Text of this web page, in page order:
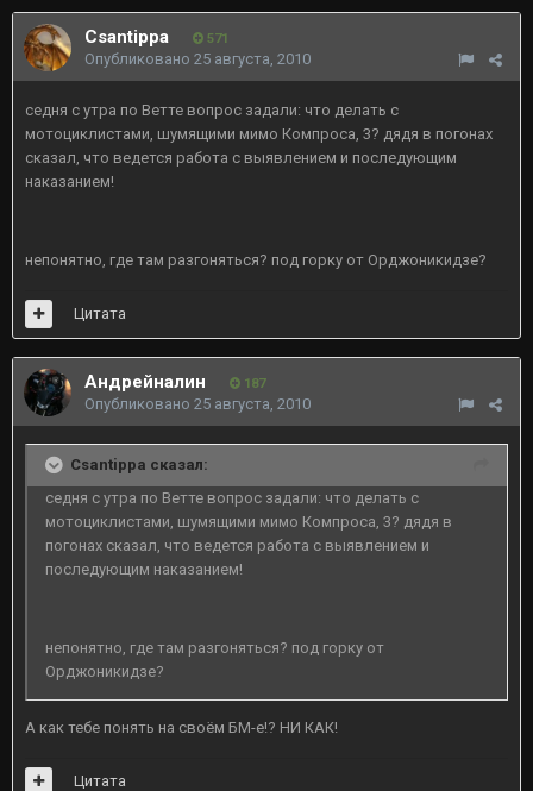
Csantippa 571
Опубликовано 25 августа, 2010
седня с утра по Ветте вопрос задали: что делать с
мотоциклистами, шумящими мимо Компроса, 3? дядя в погонах
сказал, что ведется работа с выявлением и последующим
наказанием!
непонятно, где там разгоняться? под горку от Орджоникидзе?
Цитата
Андрейналин 187
Опубликовано 25 августа, 2010
Csantippa сказал:
седня с утра по Ветте вопрос задали: что делать с
мотоциклистами, шумящими мимо Компроса, 3? дядя в
погонах сказал, что ведется работа с выявлением и
последующим наказанием!
непонятно, где там разгоняться? под горку от
Орджоникидзе?
А как тебе понять на своём БМ-е!? НИ КАК!
Цитата